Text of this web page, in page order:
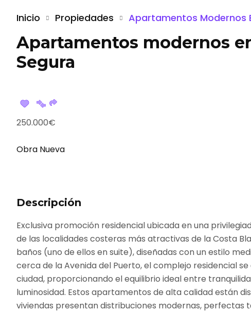
Inicio Propiedades Apartamentos Modernos
Apartamentos modernos
Segura
250.000€
Obra Nueva
Descripción
Exclusiva promoción residencial ubicada en una
de las localidades costeras más atractivas de la Costa
baños (uno de ellos en suite), diseñadas con un estilo
cerca de la Avenida del Puerto, el complejo residencial
ciudad, proporcionando el equilibrio ideal entre
luminosidad. Estos apartamentos de alta calidad están
viviendas presentan distribuciones modernas, perfectas